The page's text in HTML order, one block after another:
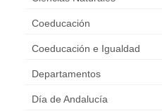
Coeducación
Coeducación e Igualdad
Departamentos
Día de Andalucía